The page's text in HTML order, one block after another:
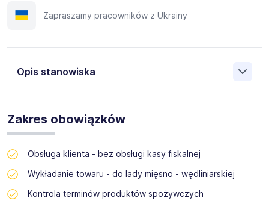
Zapraszamy pracowników z Ukrainy
Opis stanowiska
zatrudnienia pod numerem KRAZ: 21045, zajmująca się
profesjonalnym wsparciem sprzedaży poszukuje obecnie
dla swojego klienta osoby na Stanowisko Pracownik lady
mięsnej w miejscowości - Lublin.
Zakres obowiązków
Obsługa klienta - bez obsługi kasy fiskalnej
Wykładanie towaru - do lady mięsno - wędliniarskiej
Kontrola terminów produktów spożywczych